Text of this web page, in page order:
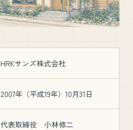
HRKサンズ株式会社
2007年（平成19年）10月31日
代表取締役 小林修二